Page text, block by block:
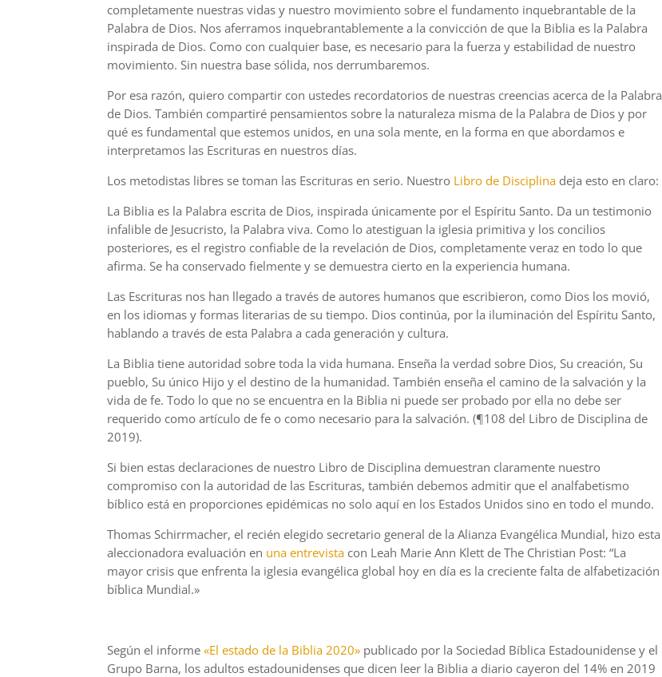
completamente nuestras vidas y nuestro movimiento sobre el fundamento inquebrantable de la
Palabra de Dios. Nos aferramos inquebrantablemente a la convicción de que la Biblia es la Palabra
inspirada de Dios. Como con cualquier base, es necesario para la fuerza y estabilidad de nuestro
movimiento. Sin nuestra base sólida, nos derrumbaremos.
Por esa razón, quiero compartir con ustedes recordatorios de nuestras creencias acerca de la Palabra
de Dios. También compartiré pensamientos sobre la naturaleza misma de la Palabra de Dios y por
qué es fundamental que estemos unidos, en una sola mente, en la forma en que abordamos e
interpretamos las Escrituras en nuestros días.
Los metodistas libres se toman las Escrituras en serio. Nuestro Libro de Disciplina deja esto en claro:
La Biblia es la Palabra escrita de Dios, inspirada únicamente por el Espíritu Santo. Da un testimonio
infalible de Jesucristo, la Palabra viva. Como lo atestiguan la iglesia primitiva y los concilios
posteriores, es el registro confiable de la revelación de Dios, completamente veraz en todo lo que
afirma. Se ha conservado fielmente y se demuestra cierto en la experiencia humana.
Las Escrituras nos han llegado a través de autores humanos que escribieron, como Dios los movió,
en los idiomas y formas literarias de su tiempo. Dios continúa, por la iluminación del Espíritu Santo,
hablando a través de esta Palabra a cada generación y cultura.
La Biblia tiene autoridad sobre toda la vida humana. Enseña la verdad sobre Dios, Su creación, Su
pueblo, Su único Hijo y el destino de la humanidad. También enseña el camino de la salvación y la
vida de fe. Todo lo que no se encuentra en la Biblia ni puede ser probado por ella no debe ser
requerido como artículo de fe o como necesario para la salvación. (¶108 del Libro de Disciplina de
2019).
Si bien estas declaraciones de nuestro Libro de Disciplina demuestran claramente nuestro
compromiso con la autoridad de las Escrituras, también debemos admitir que el analfabetismo
bíblico está en proporciones epidémicas no solo aquí en los Estados Unidos sino en todo el mundo.
Thomas Schirrmacher, el recién elegido secretario general de la Alianza Evangélica Mundial, hizo esta
aleccionadora evaluación en una entrevista con Leah Marie Ann Klett de The Christian Post: “La
mayor crisis que enfrenta la iglesia evangélica global hoy en día es la creciente falta de alfabetización
bíblica Mundial.»
Según el informe«El estado de la Biblia 2020» publicado por la Sociedad Bíblica Estadounidense y el
Grupo Barna, los adultos estadounidenses que dicen leer la Biblia a diario cayeron del 14% en 2019